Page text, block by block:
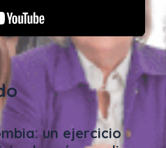
un ejercicio